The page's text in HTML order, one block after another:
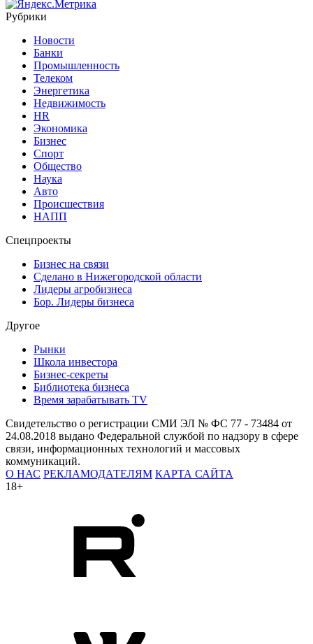
Рубрики
Новости
Банки
Промышленность
Телеком
Энергетика
Недвижимость
HR
Экономика
Бизнес
Спорт
Общество
Наука
Авто
Происшествия
НАПП
Спецпроекты
Бизнес на связи
Сделано в Нижегородской области
Лидеры агробизнеса
Бор. Лидеры бизнеса
Другое
Рынки
Школа инвестора
Бизнес-секреты
Библиотека бизнеса
Время зарабатывать TV
Свидетельство о регистрации СМИ ЭЛ № ФС 77 - 73484 от
24.08.2018 выдано Федеральной службой по надзору в сфере
связи, информационных технологий и массовых
коммуникаций.
О НАС РЕКЛАМОДАТЕЛЯМ КАРТА САЙТА
18+